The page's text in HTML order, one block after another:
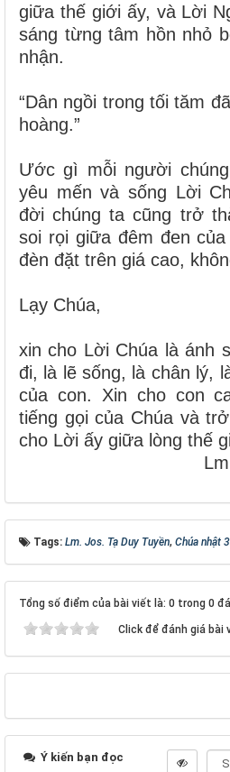
giữa thế giới ấy, và Lời
sáng từng tâm hồn nhỏ
nhận.
“Dân ngồi trong tối tăm
hoàng.”
Ước gì mỗi người
yêu mến và sống Lời
đời chúng ta cũng trở
soi rọi giữa đêm đen
đèn đặt trên giá cao,
Lạy Chúa,
xin cho Lời Chúa là ánh
đi, là lẽ sống, là chân lý,
của con. Xin cho con
tiếng gọi của Chúa và
cho Lời ấy giữa lòng thế
Tags: Lm. Jos. Tạ Duy Tuyền, Chúa nhật
Tổng số điểm của bài viết là: 0 trong 0
Click để đánh giá bài
Ý kiến bạn đọc